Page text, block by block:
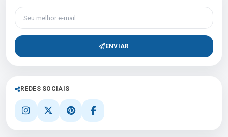
Seu melhor e-mail
ENVIAR
REDES SOCIAIS